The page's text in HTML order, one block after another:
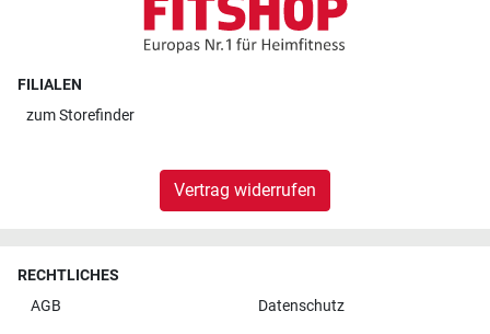
FILIALEN
zumStorefinder
Vertrag widerrufen
RECHTLICHES
AGB
Datenschutz